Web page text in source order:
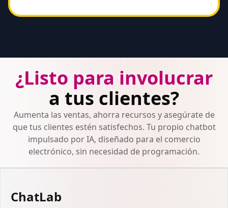
¿Listo para involucrar
a tus clientes?
Aumenta las ventas, ahorra recursos y asegúrate de
que tus clientes estén satisfechos. Tu propio chatbot
impulsado por IA, diseñado para el comercio
electrónico, sin necesidad de programación.
ChatLab